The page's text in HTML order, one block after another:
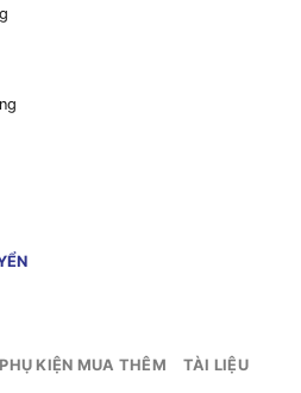
PHỤ KIỆN MUA THÊM TÀI LIỆU